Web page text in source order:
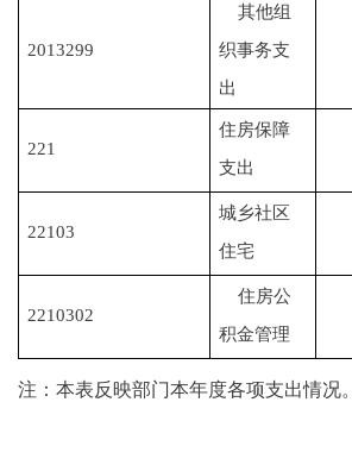
2013299
其他组
织事务支
出
221
住房保障
支出
22103
城乡社区
住宅
2210302
住房公
积金管理
注：本表反映部门本年度各项支出情况。